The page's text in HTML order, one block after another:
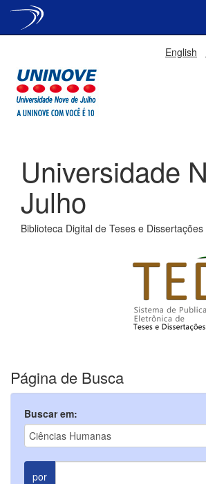
English
Universidade
Julho
Biblioteca Digital de Teses e Dissertações
Página de Busca
Buscar em:
por